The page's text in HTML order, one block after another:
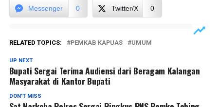
Messenger 0 Twitter/X 0
RELATED TOPICS: PEMKAB KAPUAS UMUM
UP NEXT
Bupati Sergai Terima Audiensi dari Beragam Kalangan
Masyarakat di Kantor Bupati
DON'T MISS